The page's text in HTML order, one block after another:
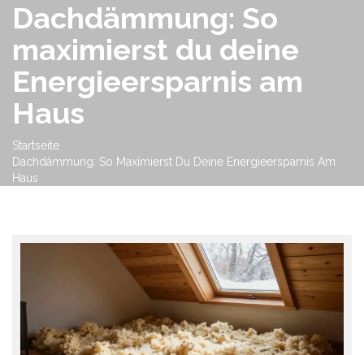
Dachdämmung: So
maximierst du deine
Energieersparnis am
Haus
Startseite
Dachdämmung: So Maximierst Du Deine Energieersparnis Am
Haus